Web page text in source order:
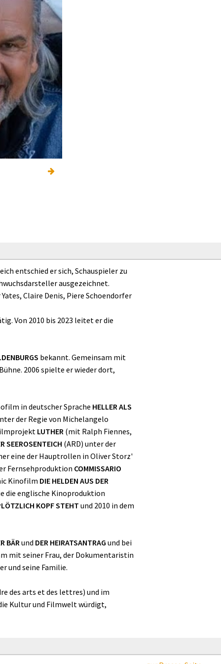
entschied er sich, Schauspieler zu
ausgezeichnet.
Claire Denis, Piere Schoendorfer
Von 2010 bis 2023 leitet er die
bekannt. Gemeinsam mit
2006 spielte er wieder dort,
in deutscher Sprache HELLER ALS
der Regie von Michelangelo
LUTHER (mit Ralph Fiennes,
SEEROSENTEICH (ARD) unter der
eine der Hauptrollen in Oliver Storz'
Fernsehproduktion COMMISSARIO
Kinofilm DIE HELDEN AUS DER
die englische Kinoproduktion
KOPF STEHT und 2010 in dem
BÄR und DER HEIRATSANTRAG und bei
mit seiner Frau, der Dokumentaristin
und seine Familie.
des arts et des lettres) und im
Kultur und Filmwelt würdigt,